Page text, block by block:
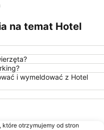
Soli Wieliczka
Lotnictwa Polskiego
Krakowska
Bożego Miłosierdzia
na temat Hotel
i wymeldować z Hotel
otrzymujemy od stron